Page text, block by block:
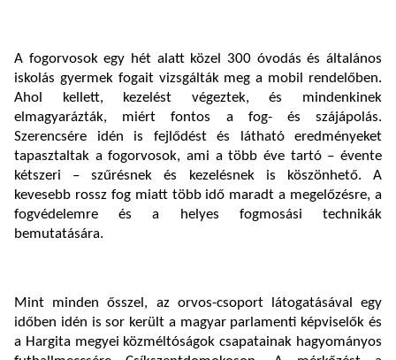
A fogorvosok egy hét alatt közel 300 óvodás és általános
iskolás gyermek fogait vizsgálták meg a mobil rendelőben.
Ahol kellett, kezelést végeztek, és mindenkinek
elmagyarázták, miért fontos a fog- és szájápolás.
Szerencsére idén is fejlődést és látható eredményeket
tapasztaltak a fogorvosok, ami a több éve tartó – évente
kétszeri – szűrésnek és kezelésnek is köszönhető. A
kevesebb rossz fog miatt több idő maradt a megelőzésre, a
fogvédelemre és a helyes fogmosási technikák
bemutatására.
Mint minden ősszel, az orvos-csoport látogatásával egy
időben idén is sor került a magyar parlamenti képviselők és
a Hargita megyei közméltóságok csapatainak hagyományos